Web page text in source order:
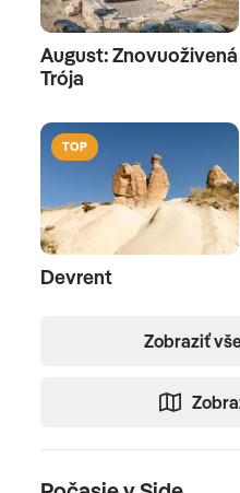
August: Znovuoživená
Trója
TOP
Devrent
Zobraziť